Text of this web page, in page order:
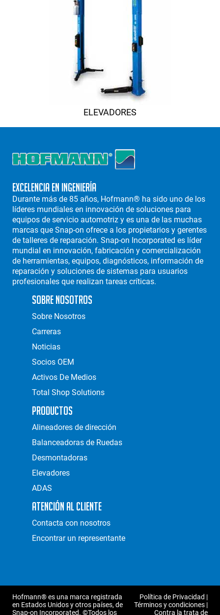
ELEVADORES
Excelencia en Ingeniería
Durante más de 85 años, Hofmann® ha sido uno de los
líderes mundiales en innovación de soluciones para
equipos de servicio automotriz y es una de las muchas
marcas que Snap-on ofrece a los propietarios y gerentes
de talleres de reparación. Snap-on Incorporated es líder
mundial en innovación, fabricación y comercialización
de herramientas, equipos, diagnósticos, información de
reparación y soluciones de sistemas para usuarios
profesionales que realizan tareas críticas.
Sobre Nosotros
Sobre Nosotros
Carreras
Noticias
Socios OEM
Activos De Medios
Total Shop Solutions
Productos
Alineadores de dirección
Balanceadoras de Ruedas
Desmontadoras
Elevadores
ADAS
Atención al Cliente
Contacta con nosotros
Encontrar un representante
Hofmann® es una marca registrada
en Estados Unidos y otros países, de
Snap-on Incorporated. ©Todos los
Política de Privacidad |
Términos y condiciones |
Contra la trata de